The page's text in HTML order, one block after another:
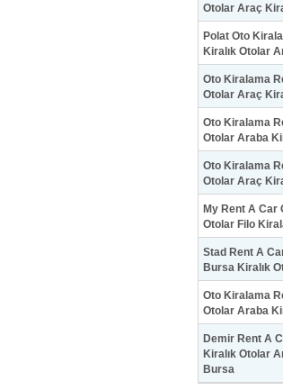
Otolar Araç
Polat Oto
Kiralık Otolar
Oto Kiralama
Otolar Araç
Oto Kiralama
Otolar Araba
Oto Kiralama
Otolar Araç
My Rent A Car
Otolar Filo
Stad Rent A
Bursa Kiralık
Oto Kiralama
Otolar Araba
Demir Rent A
Kiralık Otolar
Bursa